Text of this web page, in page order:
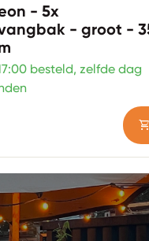
- 5x
- groot -
besteld, zelfde dag
shopping_cart